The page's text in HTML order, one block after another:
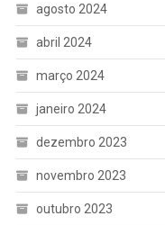
agosto 2024
abril 2024
março 2024
janeiro 2024
dezembro 2023
novembro 2023
outubro 2023